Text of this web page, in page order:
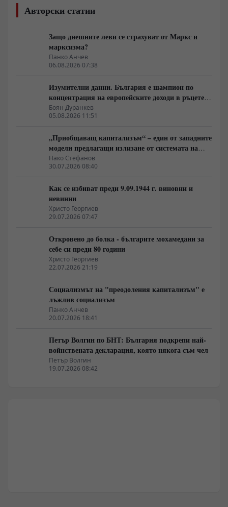
Авторски статии
Защо днешните леви се страхуват от Маркс и
марксизма?
Панко Анчев
06.08.2026 07:38
Изумителни данни. България е шампион по
концентрация на европейските доходи в ръцете
на най-богатия 1%, надминава и САЩ
Боян Дуранкев
05.08.2026 11:51
„Приобщаващ капитализъм“ – един от западните
модели предлагащи излизане от системата на
неолиберализма
Нако Стефанов
30.07.2026 08:40
Как се избиват преди 9.09.1944 г. виновни и
невинни
Христо Георгиев
29.07.2026 07:47
Откровено до болка - българите мохамедани за
себе си преди 80 години
Христо Георгиев
22.07.2026 21:19
Социализмът на "преодоления капитализъм" е
лъжлив социализъм
Панко Анчев
20.07.2026 18:41
Петър Волгин по БНТ: България подкрепи най-
войнствената декларация, която някога съм чел
Петър Волгин
19.07.2026 08:42